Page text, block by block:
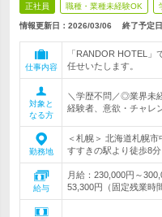
正社員 職種・業種未経験OK
情報更新日：2026/03/06 終了予定日
仕事内容
「RANDOR HOTEL
任せいたします。
対象と
なる方
＼学歴不問／◎業界未
経験者、意欲・チャレ
勤務地
＜札幌＞ 北海道札幌
すすきの駅より徒歩8
給与
月給：230,000円～
53,300円（固定残業時